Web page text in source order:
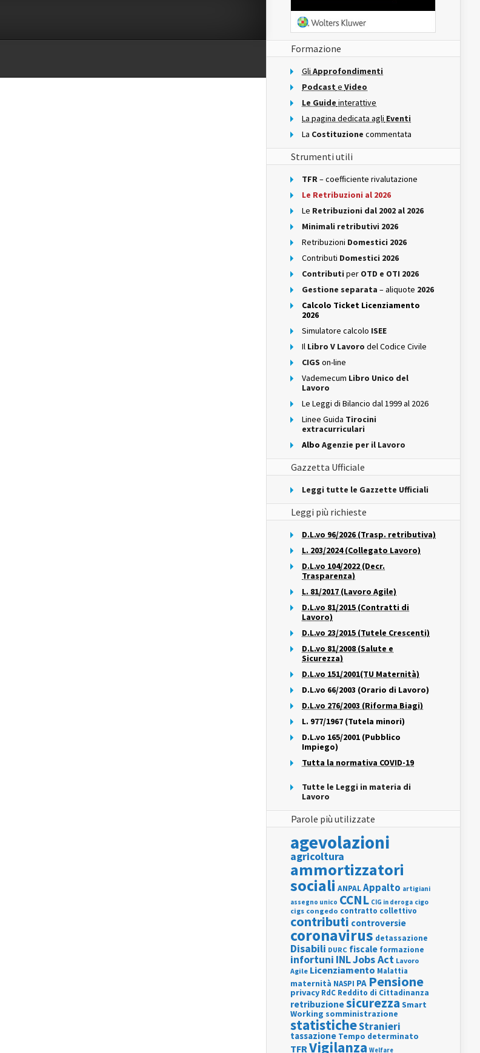
Formazione
Gli Approfondimenti
Podcast e Video
Le Guide interattive
La pagina dedicata agli Eventi
La Costituzione commentata
Strumenti utili
TFR– coefficiente rivalutazione
Le Retribuzioni al 2026
Le Retribuzioni dal 2002 al 2026
Minimali retributivi 2026
Retribuzioni Domestici 2026
Contributi Domestici 2026
Contributi per OTD e OTI 2026
Gestione separata – aliquote 2026
Calcolo Ticket Licenziamento
2026
Simulatore calcolo ISEE
Il Libro V Lavoro del Codice Civile
CIGS on-line
Vademecum Libro Unico del
Lavoro
Le Leggi di Bilancio dal 1999 al 2026
Linee Guida Tirocini
extracurriculari
Albo Agenzie per il Lavoro
Gazzetta Ufficiale
Leggi tutte le Gazzette Ufficiali
Leggi più richieste
D.L.vo 96/2026 (Trasp. retributiva)
L. 203/2024 (Collegato Lavoro)
D.L.vo 104/2022 (Decr.
Trasparenza)
L. 81/2017 (Lavoro Agile)
D.L.vo 81/2015 (Contratti di
Lavoro)
D.L.vo 23/2015 (Tutele Crescenti)
D.L.vo 81/2008 (Salute e
Sicurezza)
D.L.vo 151/2001(TU Maternità)
D.L.vo 66/2003 (Orario di Lavoro)
D.L.vo 276/2003 (Riforma Biagi)
L. 977/1967 (Tutela minori)
D.L.vo 165/2001 (Pubblico
Impiego)
Tutta la normativa COVID-19
Tutte le Leggi in materia di
Lavoro
Parole più utilizzate
agevolazioni
agricoltura
ammortizzatori
sociali ANPALAppalto artigiani
assegno unico CCNL CIG in deroga cigo
cigs congedo contratto collettivo
contributi controversie
coronavirus detassazione
Disabili DURC fiscale formazione
infortuni INLJobs Act Lavoro
Agile Licenziamento Malattia
maternità NASPI PA Pensione
privacy RdC Reddito di Cittadinanza
retribuzionesicurezza Smart
Working somministrazione
statisticheStranieri
tassazione Tempo determinato
TFRVigilanza Welfare